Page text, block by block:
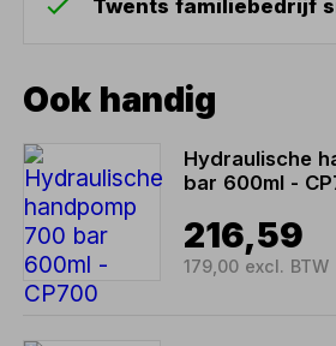
Twents familiebedrijf
Ook handig
Hydraulische
bar 600ml -
216,59
179,00 excl. BTW